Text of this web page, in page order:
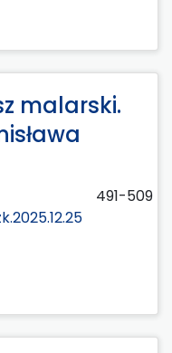
malarski.
491-509